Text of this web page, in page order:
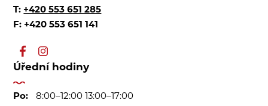
T: +420 553 651 285
F: +420 553 651 141
Úřední hodiny
Po:
8:00–12:00 13:00–17:00